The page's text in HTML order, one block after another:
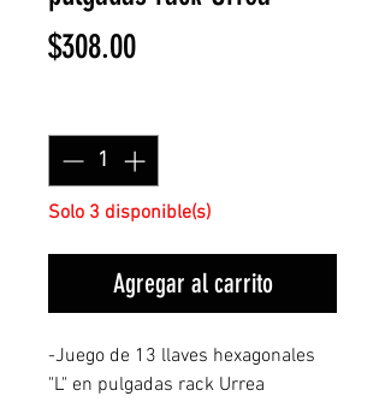
$308.00Precio
Solo 3 disponible(s)
Agregar al carrito
-Juego de 13 llaves hexagonales
"L" en pulgadas rack Urrea